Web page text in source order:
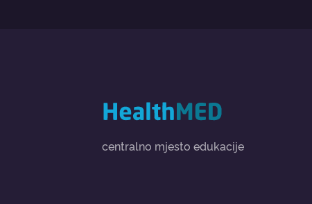
centralno mjesto edukacije